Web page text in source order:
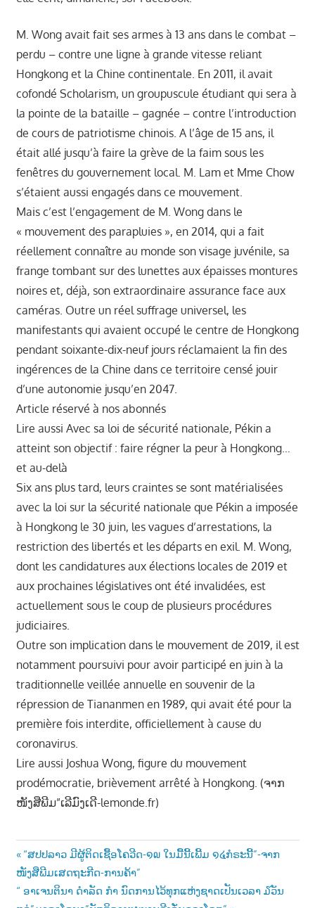
M. Wong avait fait ses armes à 13 ans dans le combat –
perdu – contre une ligne à grande vitesse reliant
Hongkong et la Chine continentale. En 2011, il avait
cofondé Scholarism, un groupuscule étudiant qui sera à
la pointe de la bataille – gagnée – contre l’introduction
de cours de patriotisme chinois. A l’âge de 15 ans, il
était allé jusqu’à faire la grève de la faim sous les
fenêtres du gouvernement local. M. Lam et Mme Chow
s’étaient aussi engagés dans ce mouvement.
Mais c’est l’engagement de M. Wong dans le
« mouvement des parapluies », en 2014, qui a fait
réellement connaître au monde son visage juvénile, sa
frange tombant sur des lunettes aux épaisses montures
noires et, déjà, son extraordinaire assurance face aux
caméras. Outre un réel suffrage universel, les
manifestants qui avaient occupé le centre de Hongkong
pendant soixante-dix-neuf jours réclamaient la fin des
ingérences de la Chine dans ce territoire censé jouir
d’une autonomie jusqu’en 2047.
Article réservé à nos abonnés
Lire aussi Avec sa loi de sécurité nationale, Pékin a
atteint son objectif : faire régner la peur à Hongkong…
et au-delà
Six ans plus tard, leurs craintes se sont matérialisées
avec la loi sur la sécurité nationale que Pékin a imposée
à Hongkong le 30 juin, les vagues d’arrestations, la
restriction des libertés et les départs en exil. M. Wong,
dont les candidatures aux élections locales de 2019 et
aux prochaines législatives ont été invalidées, est
actuellement sous le coup de plusieurs procédures
judiciaires.
Outre son implication dans le mouvement de 2019, il est
notamment poursuivi pour avoir participé en juin à la
traditionnelle veillée annuelle en souvenir de la
répression de Tiananmen en 1989, qui avait été pour la
première fois interdite, officiellement à cause du
coronavirus.
Lire aussi Joshua Wong, figure du mouvement
prodémocratie, brièvement arrêté à Hongkong. (ຈາກ
ໜັງສືພີມ”ເລີມົງເດີ-lemonde.fr)
Post
navigation
Previous
Post:
“ສປປລາວ ມີຜູ້ຕິດເຊື້ອໂຄວີດ-໑໙ ໃນມື້ນີ້ເພີ້ມ ໑໔ກໍຣະນີ້”-ຈາກ
ໜັງສືພີມເສດຖະກີດ-ການຄ້າ”
Next
“ ອາເຈນຕິນາ ດຳລັດ ກຳ ນົດການໄວ້ທຸກແຫ່ງຊາດເປັນເວລາ ໓ວັນ